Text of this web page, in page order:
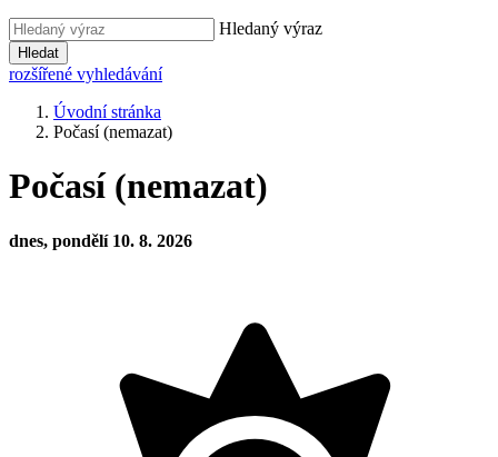
Hledaný výraz
Hledat
rozšířené vyhledávání
Úvodní stránka
Počasí (nemazat)
Počasí (nemazat)
dnes, pondělí 10. 8. 2026